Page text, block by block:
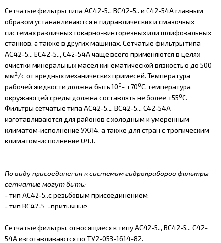
Сетчатые фильтры типа АС42-5.., ВС42-5.. и С42-54А главным
образом устанавливаются в гидравлических и смазочных
системах различных токарно-винторезных или шлифовальных
станков, а также в других машинах. Сетчатые фильтры типа
АС42-5.., ВС42-5.., С42-54А чаще всего применяются в целях
очистки минеральных масел кинематической вязкостью до 500
мм2/с от вредных механических примесей. Температура
рабочей жидкости должна быть 100- +700С, температура
окружающей среды должна составлять не более +550С.
Фильтры сетчатые типа АС42-5..., ВС42-5.., С42-54А
изготавливаются для районов с холодным и умеренным
климатом-исполнение УХЛ4, а также для стран с тропическим
климатом-исполнение О4.1.
По виду присоединения к системам гидроприборов фильтры
сетчатые могут быть:
- тип АС42-5..с резьбовым присоединением;
- тип ВС42-5..-притычные
Сетчатые фильтры, относящиеся к типу АС42-5.., ВС42-5.., С42-
54А изготавливаются по ТУ2-053-1614-82.